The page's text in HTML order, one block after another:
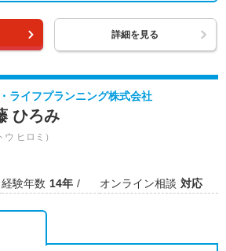
詳細を見る
ライフプランニング株式会社
ひろみ
ウ ヒロミ）
経験年数 14年 オンライン相談 対応